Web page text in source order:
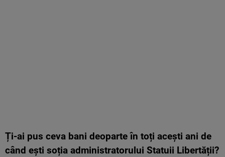
Ți-ai pus ceva bani deoparte în toți acești ani de
când ești soția administratorului Statuii Libertății?